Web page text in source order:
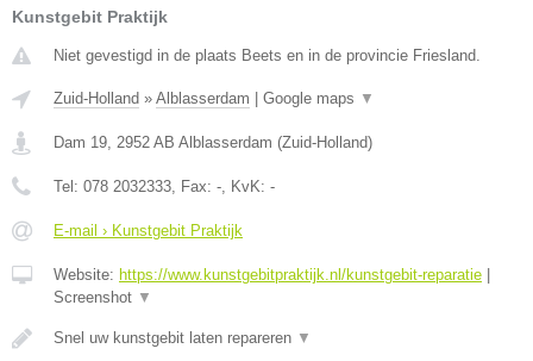
Kunstgebit Praktijk
Niet gevestigd in de plaats Beets en in de provincie Friesland.
Zuid-Holland » Alblasserdam Google maps ▼
Dam 19, 2952 AB Alblasserdam (Zuid-Holland)
Tel: 078 2032333, Fax: -, KvK: -
E-mail › Kunstgebit Praktijk
Website: https://www.kunstgebitpraktijk.nl/kunstgebit-reparatie
Screenshot ▼
Snel uw kunstgebit laten repareren ▼